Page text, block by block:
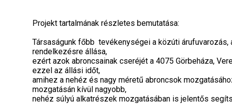
Projekt tartalmának részletes bemutatása:
Társaságunk főbb tevékenységei a közúti
rendelkezésre állása,
ezért azok abroncsainak cseréjét a 4075 Görbeháza,
ezzel az állási időt,
amihez a nehéz és nagy méretű abroncsok
mozgatásán kívül nagyobb,
nehéz súlyú alkatrészek mozgatásában is jelentős